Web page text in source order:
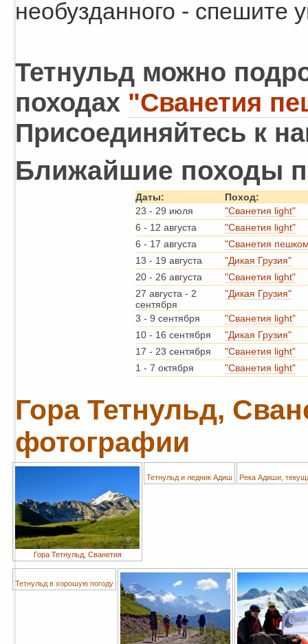
необузданного - спешите
Тетнульд можно
походах "Сванетия
Присоединяйтесь к
Ближайшие походы
Даты:
Поход:
23 - 29 июля
"Сванетия light"
6 - 12 августа
"Сванетия light"
6 - 17 августа
"Сванетия
13 - 19 августа
"Дикая Грузия"
20 - 26 августа
"Сванетия light"
27 августа - 2
сентября
"Дикая Грузия"
3 - 9 сентября
"Сванетия light"
10 - 16 сентября
"Дикая Грузия"
17 - 23 сентября
"Сванетия light"
1 - 7 октября "Сванетия light"
Гора Тетнульд,
фотографии
Гора Тетнульд, Сванетия
Тетнульд и ледник Адиш Река Адиши,
Тетнульд в хорошую погоду